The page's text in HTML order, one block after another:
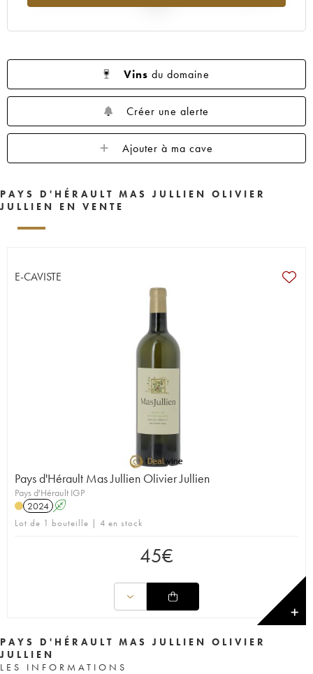
Vins du domaine
Créer une alerte
Ajouter à ma cave
PAYS D'HÉRAULT MAS JULLIEN OLIVIER
JULLIEN EN VENTE
E-CAVISTE
Pays d'Hérault Mas Jullien Olivier Jullien
Pays d'Hérault IGP
2024 A
Lot de 1 bouteille | 4 en stock
45€
✕
PAYS D'HÉRAULT MAS JULLIEN OLIVIER
JULLIEN
LES INFORMATIONS